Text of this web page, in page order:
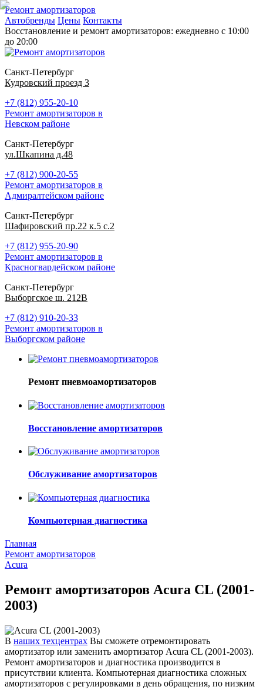
Ремонт амортизаторов
Автобренды Цены Контакты
Восстановление и ремонт амортизаторов: ежедневно с 10:00
до 20:00
Санкт-Петербург
Кудровский проезд 3
+7 (812) 955-20-10
Ремонт амортизаторов в
Невском районе
Санкт-Петербург
ул.Шкапина д.48
+7 (812) 900-20-55
Ремонт амортизаторов в
Адмиралтейском районе
Санкт-Петербург
Шафировский пр.22 к.5 с.2
+7 (812) 955-20-90
Ремонт амортизаторов в
Красногвардейском районе
Санкт-Петербург
Выборгское ш. 212В
+7 (812) 910-20-33
Ремонт амортизаторов в
Выборгском районе
Ремонт пневмоамортизаторов
Восстановление амортизаторов
Обслуживание амортизаторов
Компьютерная диагностика
Главная
Ремонт амортизаторов
Acura
Ремонт амортизаторов Acura CL (2001-
2003)
В наших техцентрах Вы сможете отремонтировать
амортизатор или заменить амортизатор Acura CL (2001-2003).
Ремонт амортизаторов и диагностика производится в
присутствии клиента. Компьютерная диагностика сложных
амортизаторов с регулировками в день обращения, по низким